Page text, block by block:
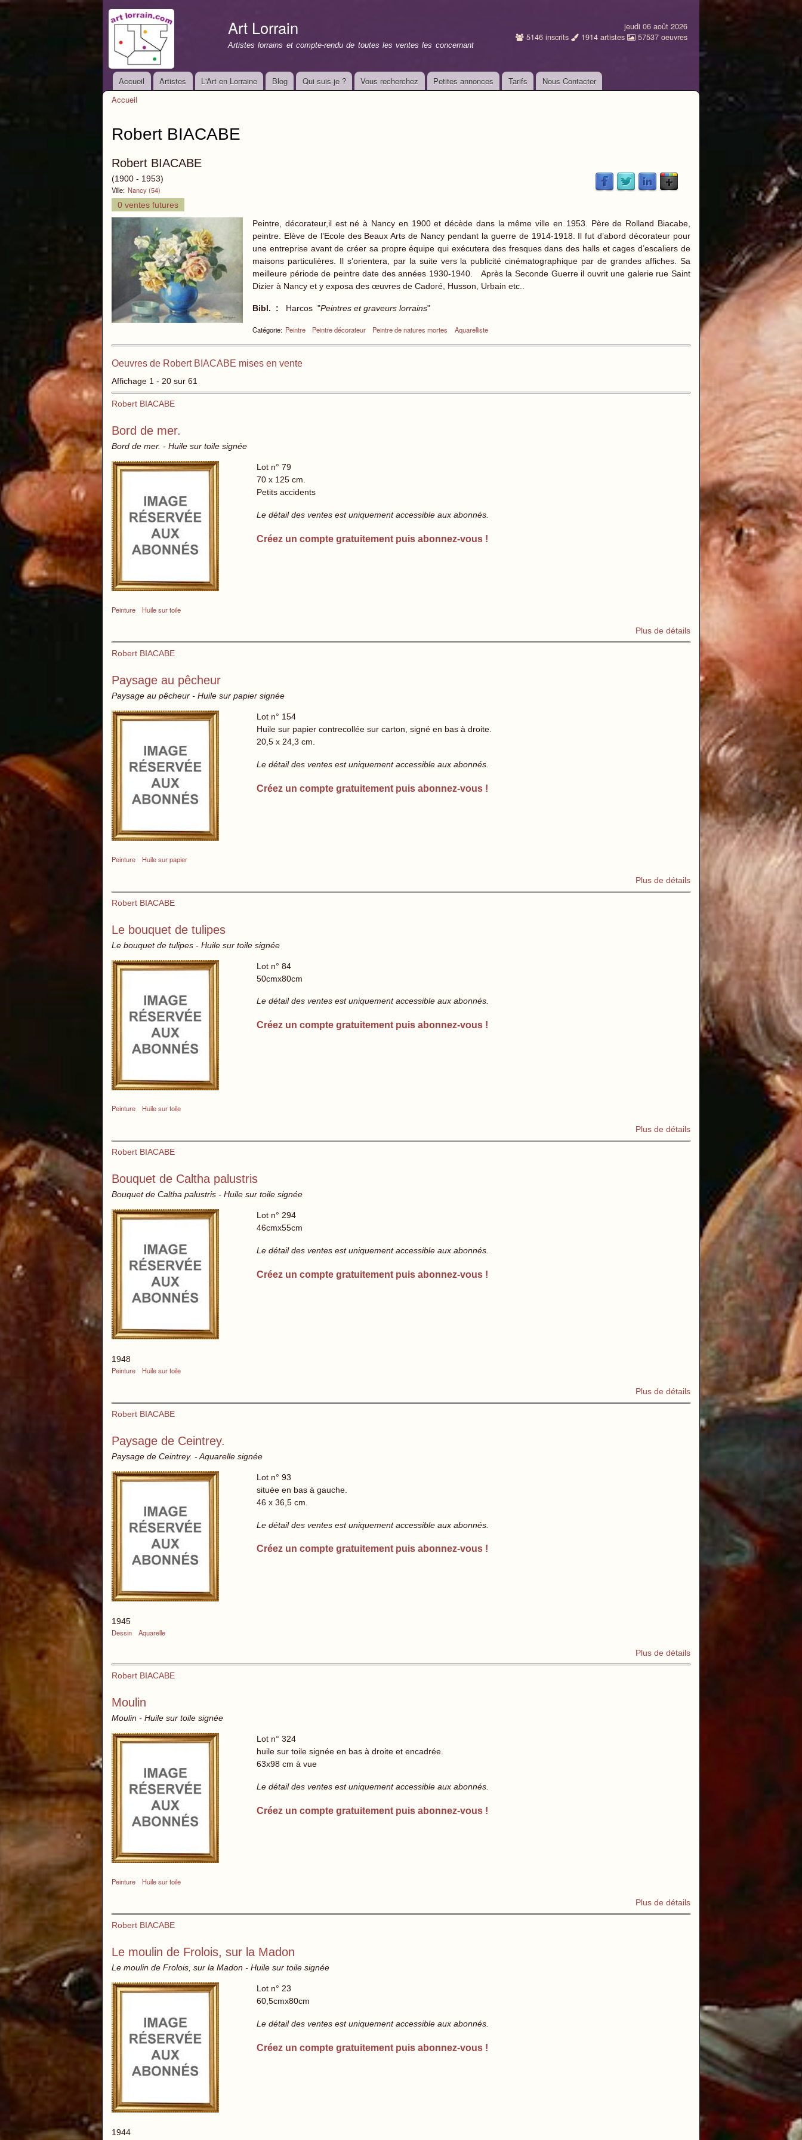
Art Lorrain
Artistes lorrains et compte-rendu de toutes les ventes les concernant
jeudi 06 août 2026
5146 inscrits 1914 artistes 57537 oeuvres
Menu principal
Accueil Artistes L'Art en Lorraine Blog Qui suis-je ? Vous recherchez Petites annonces Tarifs Nous Contacter
Accueil
Robert BIACABE
Robert BIACABE
(1900 - 1953)
Ville: Nancy (54)
0 ventes futures
Peintre, décorateur,il est né à Nancy en 1900 et décède dans la même ville en 1953. Père de Rolland Biacabe,
peintre. Elève de l’Ecole des Beaux Arts de Nancy pendant la guerre de 1914-1918. Il fut d’abord décorateur pour
une entreprise avant de créer sa propre équipe qui exécutera des fresques dans des halls et cages d’escaliers de
maisons particulières. Il s’orientera, par la suite vers la publicité cinématographique par de grandes affiches. Sa
meilleure période de peintre date des années 1930-1940. Après la Seconde Guerre il ouvrit une galerie rue Saint
Dizier à Nancy et y exposa des œuvres de Cadoré, Husson, Urbain etc..
Bibl. : Harcos "Peintres et graveurs lorrains"
Catégorie: Peintre Peintre décorateur Peintre de natures mortes Aquarelliste
Oeuvres de Robert BIACABE mises en vente
Affichage 1 - 20 sur 61
Robert BIACABE
Bord de mer.
Bord de mer. - Huile sur toile signée
Peinture Huile sur toile
Lot n° 79
70 x 125 cm.
Petits accidents
Le détail des ventes est uniquement accessible aux abonnés.
Créez un compte gratuitement puis abonnez-vous !
Plus de détails
Robert BIACABE
Paysage au pêcheur
Paysage au pêcheur - Huile sur papier signée
Peinture Huile sur papier
Lot n° 154
Huile sur papier contrecollée sur carton, signé en bas à droite.
20,5 x 24,3 cm.
Le détail des ventes est uniquement accessible aux abonnés.
Créez un compte gratuitement puis abonnez-vous !
Plus de détails
Robert BIACABE
Le bouquet de tulipes
Le bouquet de tulipes - Huile sur toile signée
Peinture Huile sur toile
Lot n° 84
50cmx80cm
Le détail des ventes est uniquement accessible aux abonnés.
Créez un compte gratuitement puis abonnez-vous !
Plus de détails
Robert BIACABE
Bouquet de Caltha palustris
Bouquet de Caltha palustris - Huile sur toile signée
1948
Peinture
Huile sur toile
Lot n° 294
46cmx55cm
Le détail des ventes est uniquement accessible aux abonnés.
Créez un compte gratuitement puis abonnez-vous !
Plus de détails
Robert BIACABE
Paysage de Ceintrey.
Paysage de Ceintrey. - Aquarelle signée
1945
Dessin
Aquarelle
Lot n° 93
située en bas à gauche.
46 x 36,5 cm.
Le détail des ventes est uniquement accessible aux abonnés.
Créez un compte gratuitement puis abonnez-vous !
Plus de détails
Robert BIACABE
Moulin
Moulin - Huile sur toile signée
Peinture Huile sur toile
Lot n° 324
huile sur toile signée en bas à droite et encadrée.
63x98 cm à vue
Le détail des ventes est uniquement accessible aux abonnés.
Créez un compte gratuitement puis abonnez-vous !
Plus de détails
Robert BIACABE
Le moulin de Frolois, sur la Madon
Le moulin de Frolois, sur la Madon - Huile sur toile signée
1944
Lot n° 23
60,5cmx80cm
Le détail des ventes est uniquement accessible aux abonnés.
Créez un compte gratuitement puis abonnez-vous !